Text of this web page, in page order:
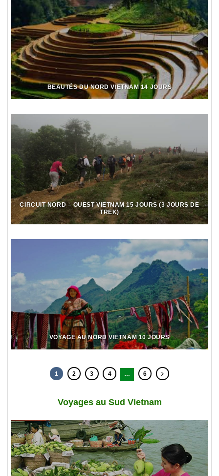
BEAUTÉS DU NORD VIETNAM 14 JOURS
CIRCUIT NORD – OUEST VIETNAM 15 JOURS (3 JOURS DE
TREK)
VOYAGE AU NORD VIETNAM 10 JOURS
1 2 3 4 … 6
Voyages au Sud Vietnam